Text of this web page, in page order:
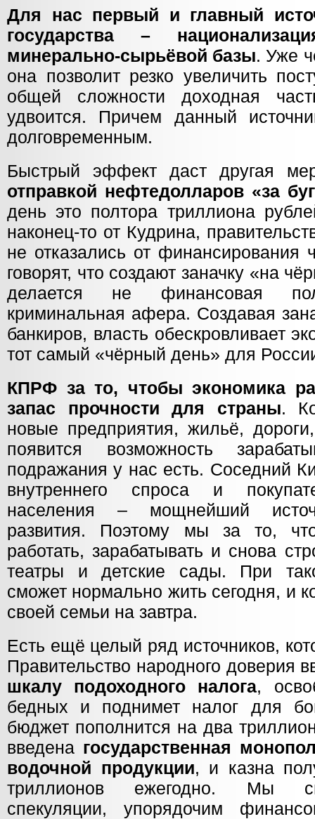
Для нас первый и главный
государства –
минерально-сырьёвой базы. Уже
она позволит резко увеличить
общей сложности доходная
удвоится. Причем данный
долговременным.
Быстрый эффект даст другая
отправкой нефтедолларов «за
день это полтора триллиона
наконец-то от Кудрина,
не отказались от финансирования
говорят, что создают заначку «на
делается не финансовая
криминальная афера. Создавая
банкиров, власть обескровливает
тот самый «чёрный день» для
КПРФ за то, чтобы экономика
запас прочности для страны.
новые предприятия, жильё,
появится возможность
подражания у нас есть. Соседний
внутреннего спроса и
населения – мощнейший
развития. Поэтому мы за то,
работать, зарабатывать и снова
театры и детские сады. При
сможет нормально жить сегодня, и
своей семьи на завтра.
Есть ещё целый ряд источников,
Правительство народного доверия
шкалу подоходного налога,
бедных и поднимет налог для
бюджет пополнится на два
введена государственная
водочной продукции, и казна
триллионов ежегодно. Мы
спекуляции, упорядочим